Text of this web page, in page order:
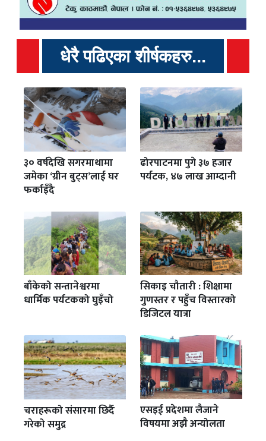
धेरै पढिएका शीर्षकहरु...
३० वर्षदेखि सगरमाथामा
जमेका ‘ग्रीन बुट्स’लाई घर
फर्काइँदै
ढोरपाटनमा पुगे ३७ हजार
पर्यटक, ४७ लाख आम्दानी
बाँकेको सन्तानेश्वरमा
धार्मिक पर्यटकको घुइँचो
सिकाइ चौतारी : शिक्षामा
गुणस्तर र पहुँच विस्तारको
डिजिटल यात्रा
चराहरूको संसारमा छिर्दै
गरेको समुद्र
एसइई प्रदेशमा लैजाने
विषयमा अझै अन्योलता